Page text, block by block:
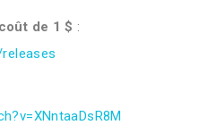
de 1 $ :